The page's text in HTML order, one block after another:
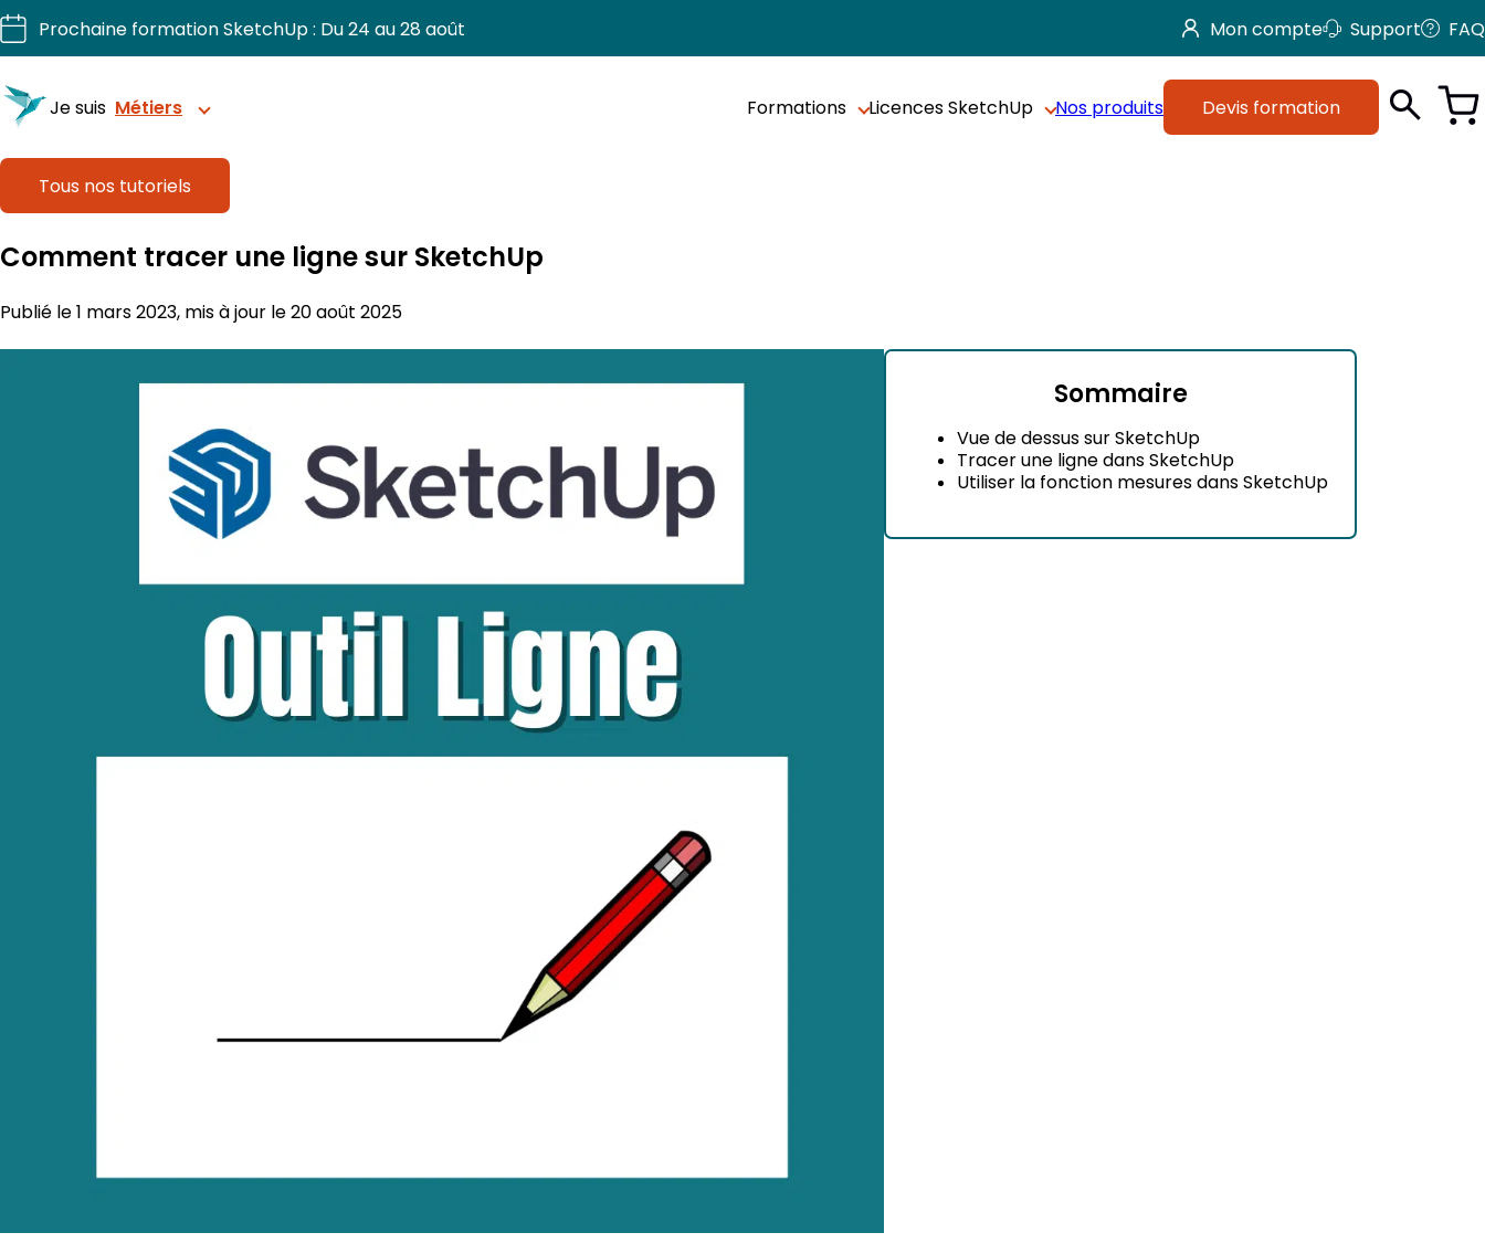
Aller
au
contenu
Prochaine formation SketchUp : Du 24 au 28 août Mon compte Support FAQ
Je suis Métiers
Visualisez et organisez vos extérieurs.
Pilotez vos chantiers 3D en confiance
Formations Licences SketchUp Nos produits Devis formation
Tous nos tutoriels
Comment tracer une ligne sur SketchUp
Publié le 1 mars 2023, mis à jour le 20 août 2025
Sommaire
Vue de dessus sur SketchUp
Tracer une ligne dans SketchUp
Utiliser la fonction mesures dans SketchUp